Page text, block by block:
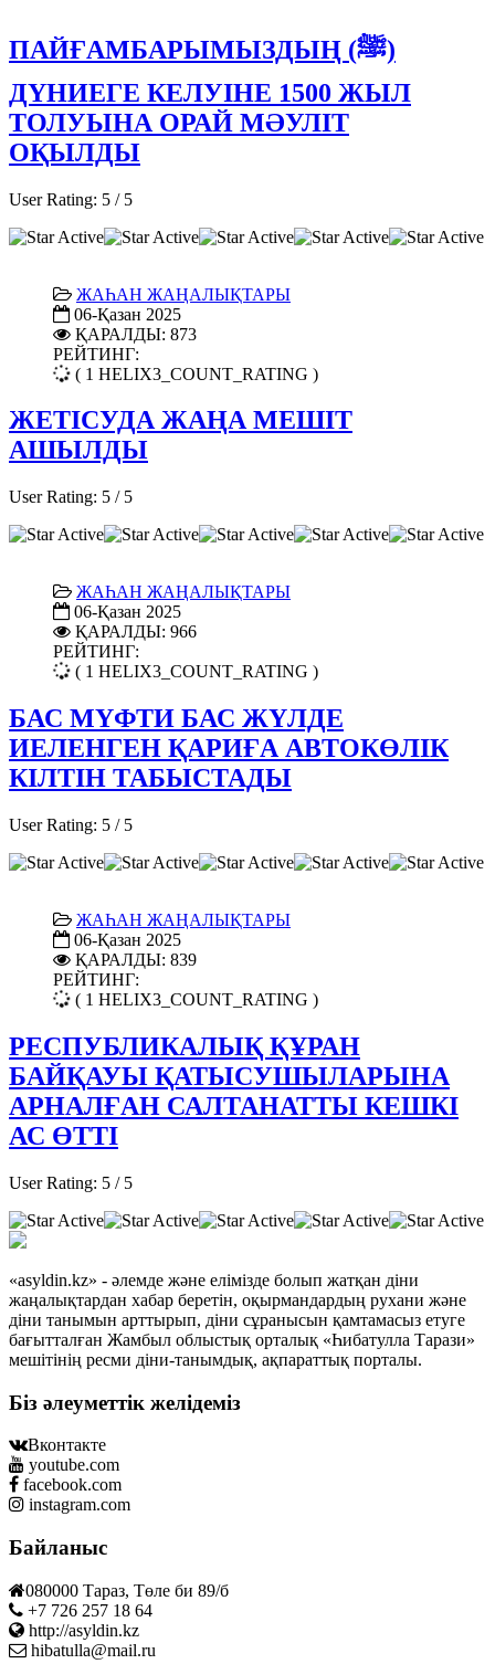
ПАЙҒАМБАРЫМЫЗДЫҢ (ﷺ)
ДҮНИЕГЕ КЕЛУІНЕ 1500 ЖЫЛ
ТОЛУЫНА ОРАЙ МӘУЛІТ
ОҚЫЛДЫ
User Rating: 5 / 5
ЖАҺАН ЖАҢАЛЫҚТАРЫ
06-Қазан 2025
ҚАРАЛДЫ: 873
РЕЙТИНГ:
( 1 HELIX3_COUNT_RATING )
ЖЕТІСУДА ЖАҢА МЕШІТ
АШЫЛДЫ
User Rating: 5 / 5
ЖАҺАН ЖАҢАЛЫҚТАРЫ
06-Қазан 2025
ҚАРАЛДЫ: 966
РЕЙТИНГ:
( 1 HELIX3_COUNT_RATING )
БАС МҮФТИ БАС ЖҮЛДЕ
ИЕЛЕНГЕН ҚАРИҒА АВТОКӨЛІК
КІЛТІН ТАБЫСТАДЫ
User Rating: 5 / 5
ЖАҺАН ЖАҢАЛЫҚТАРЫ
06-Қазан 2025
ҚАРАЛДЫ: 839
РЕЙТИНГ:
( 1 HELIX3_COUNT_RATING )
РЕСПУБЛИКАЛЫҚ ҚҰРАН
БАЙҚАУЫ ҚАТЫСУШЫЛАРЫНА
АРНАЛҒАН САЛТАНАТТЫ КЕШКІ
АС ӨТТІ
User Rating: 5 / 5
«asyldin.kz» - әлемде және елімізде болып жатқан діни
жаңалықтардан хабар беретін, оқырмандардың рухани және
діни танымын арттырып, діни сұранысын қамтамасыз етуге
бағытталған Жамбыл облыстық орталық «Һибатулла Тарази»
мешітінің ресми діни-танымдық, ақпараттық порталы.
Біз әлеуметтік желідеміз
Вконтакте
youtube.com
facebook.com
instagram.com
Байланыс
080000 Тараз, Төле би 89/б
+7 726 257 18 64
http://asyldin.kz
hibatulla@mail.ru